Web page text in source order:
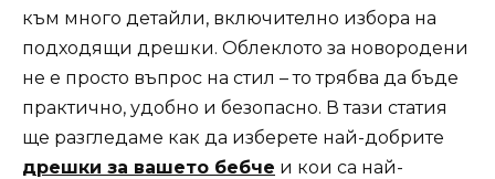
към много детайли, включително избора на
подходящи дрешки. Облеклото за новородени
не е просто въпрос на стил – то трябва да бъде
практично, удобно и безопасно. В тази статия
ще разгледаме как да изберете най-добрите
дрешки за вашето бебче и кои са най-